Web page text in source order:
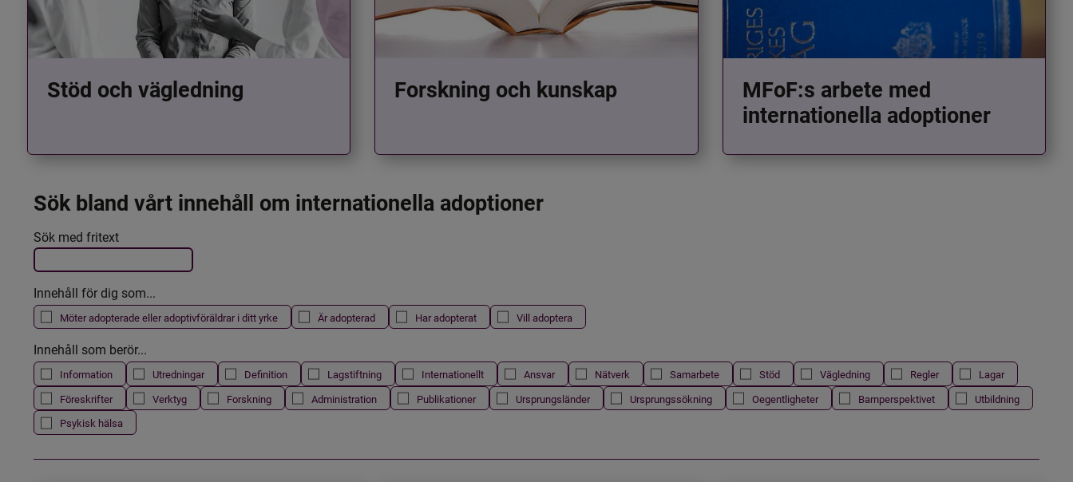
Stöd och vägledning Forskning och kunskap
MFoF:s arbete med
internationella adoptioner
Sök bland vårt innehåll om internationella adoptioner
Filtrera resultatet
Det här formuläret postas automatiskt
Sök med fritext
Innehåll för dig som...
Möter adopterade eller adoptivföräldrar i ditt yrke Är adopterad Har adopterat Vill adoptera
Innehåll som berör...
Information Utredningar Definition Lagstiftning Internationellt Ansvar Nätverk Samarbete Stöd Vägledning Regler
Lagar
Föreskrifter
Verktyg Forskning Administration Publikationer Ursprungsländer Ursprungssökning Oegentligheter Barnperspektivet
Utbildning
Psykisk hälsa